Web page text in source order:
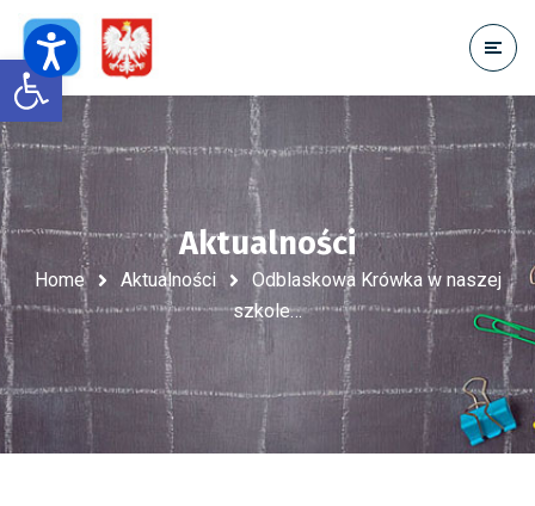
Open toolbar
Aktualności
Home Aktualności
Odblaskowa Krówka w naszej
szkole…